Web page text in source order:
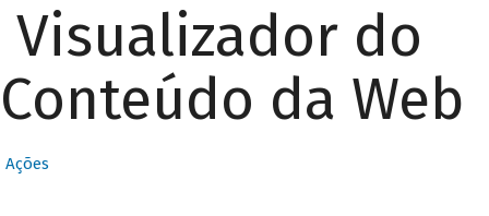
Visualizador do
Conteúdo da Web
Ações